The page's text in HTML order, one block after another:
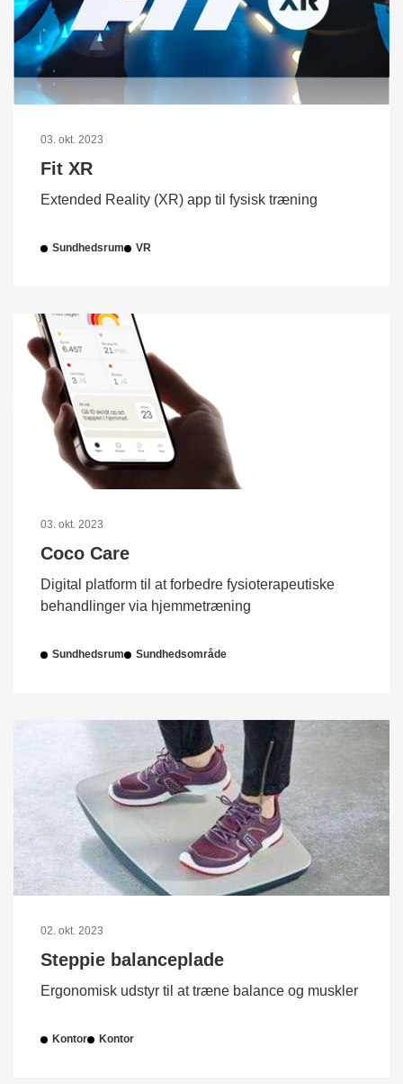
03. okt. 2023
Fit XR
Extended Reality (XR) app til fysisk træning
Sundhedsrum VR
03. okt. 2023
Coco Care
Digital platform til at forbedre fysioterapeutiske
behandlinger via hjemmetræning
Sundhedsrum Sundhedsområde
02. okt. 2023
Steppie balanceplade
Ergonomisk udstyr til at træne balance og muskler
Kontor Kontor